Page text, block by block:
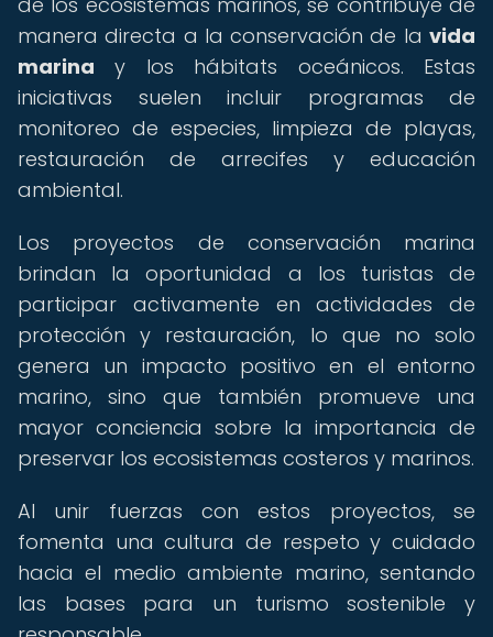
manera directa a la conservación de la vida
marina y los hábitats oceánicos. Estas
iniciativas suelen incluir programas de
monitoreo de especies, limpieza de playas,
restauración de arrecifes y educación
ambiental.
Los proyectos de conservación marina
brindan la oportunidad a los turistas de
participar activamente en actividades de
protección y restauración, lo que no solo
genera un impacto positivo en el entorno
marino, sino que también promueve una
mayor conciencia sobre la importancia de
preservar los ecosistemas costeros y marinos.
Al unir fuerzas con estos proyectos, se
fomenta una cultura de respeto y cuidado
hacia el medio ambiente marino, sentando
las bases para un turismo sostenible y